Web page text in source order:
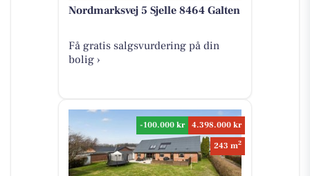
Nordmarksvej 5 Sjelle 8464 Galten
Få gratis salgsvurdering på din
bolig ›
-100.000 kr
4.398.000 kr
243 m2